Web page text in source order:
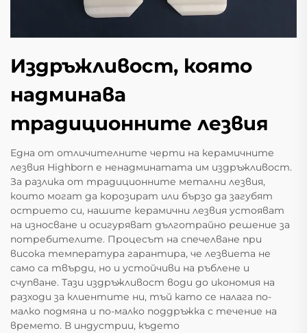
Издръжливост, която
надминава
традиционните лезвия
Една от отличителните черти на керамичните
лезвия Highborn е ненадминатата им издръжливост.
За разлика от традиционните метални лезвия,
които могат да корозират или бързо да загубят
острието си, нашите керамични лезвия устояват
на износване и осигуряват дълготрайно решение за
потребителите. Процесът на спечелване при
висока температура гарантира, че лезвиета не
само са твърди, но и устойчиви на ръблене и
счупване. Тази издръжливост води до икономия на
разходи за клиентите ни, тъй като се налага по-
малко подмяна и по-малко поддръжка с течение на
времето. В индустрии, където